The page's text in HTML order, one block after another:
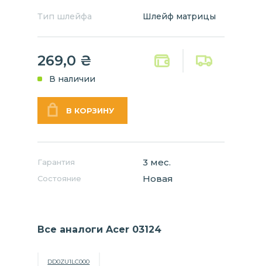
Тип шлейфа Шлейф матрицы
269,0 ₴
В наличии
Гарантия 3 мес.
Состояние Новая
Все аналоги Acer 03124
DD0ZU1LC000